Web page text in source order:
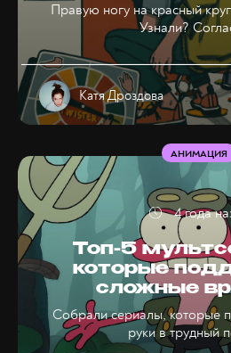
Правую ногу на красный
Узнали?
Катя Дроздова
Топ-5
которые
сложные
Собрали сериалы, которые
руки в трудный
АНИМАЦИЯ
4 года